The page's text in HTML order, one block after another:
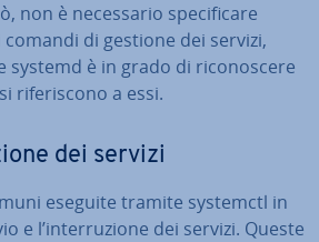
non è ne­ces­sa­rio spe­ci­fi­ca­re
di gestione dei servizi,
systemd è in grado di ri­co­no­sce­re
ri­fe­ri­sco­no a essi.
dei servizi
eseguite tramite systemctl in
e l’in­ter­ru­zio­ne dei servizi. Queste